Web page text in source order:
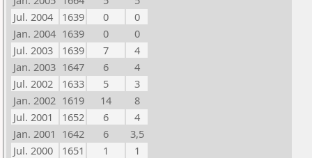
Jul. 2004
1639 0
0
Jan. 2004 1639 0
0
Jul. 2003
1639 7
4
Jan. 2003 1647 6
4
Jul. 2002
1633 5
3
Jan. 2002 1619 14
8
Jul. 2001
1652 6
4
Jan. 2001 1642 6
3,5
Jul. 2000
1651 1
1